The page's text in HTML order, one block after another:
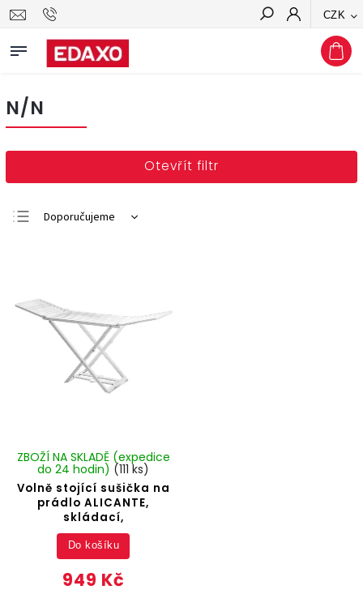
CZK
Hledat
N/N
Otevřít filtr
Doporučujeme
Abecedně
Volně stojící sušička na
prádlo ALICANTE,
skládací,
ZBOŽÍ NA SKLADĚ (expedice
do 24 hodin) (111 ks)
949 Kč
Do košíku